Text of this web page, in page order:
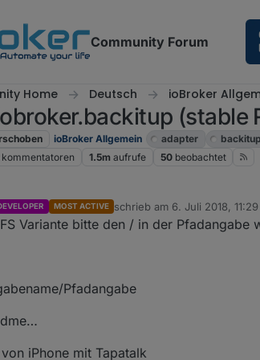
Community Forum
Home Deutsch ioBroker
(stable
ioBroker Allgemein adapter backitup
kommentatoren 1.5m aufrufe 50 beobachtet
MOST ACTIVE schrieb am 6. Juli 2018, 11:29
zuletzt editiert von
Variante bitte den / in der Pfadangabe
Pfadangabe
iPhone mit Tapatalk